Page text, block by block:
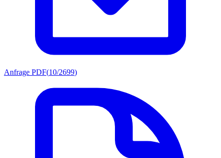
Anfrage PDF(10/2699)